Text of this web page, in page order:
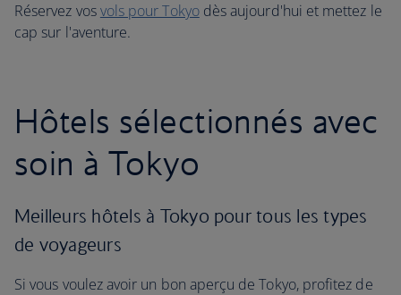
Réservez vosvols pour Tokyodès aujourd'hui et mettez le
cap sur l'aventure.
Hôtels sélectionnés avec
soin à Tokyo
Meilleurs hôtels à Tokyo pour tous les types
de voyageurs
Si vous voulez avoir un bon aperçu de Tokyo, profitez de